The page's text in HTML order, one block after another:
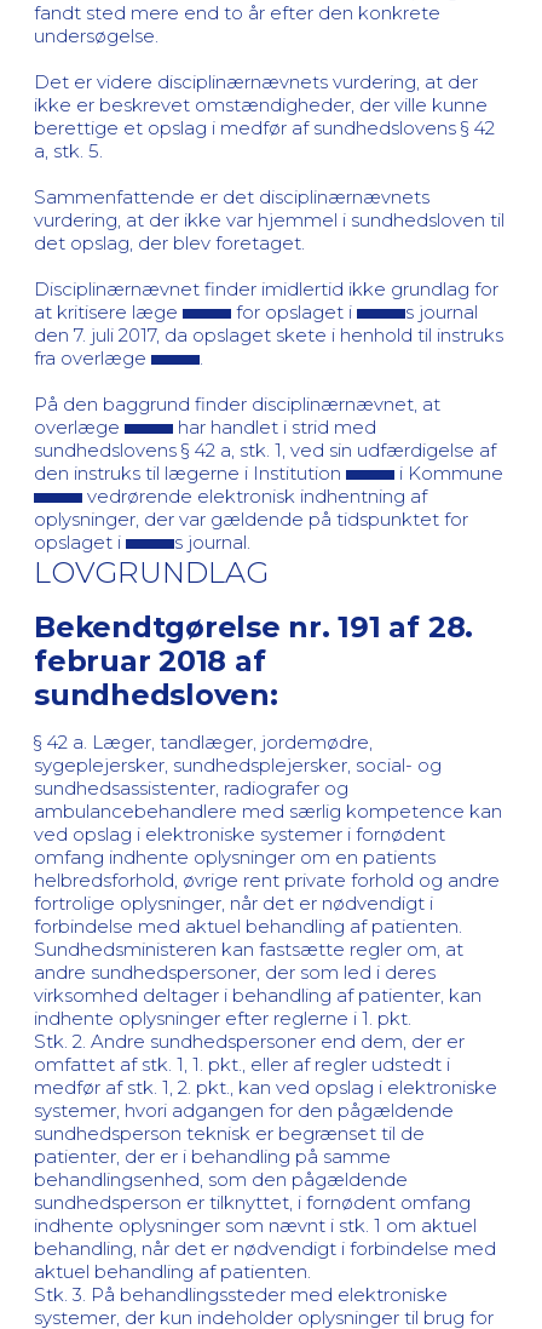
fandt sted mere end to år efter den konkrete
undersøgelse.
Det er videre disciplinærnævnets vurdering, at der
ikke er beskrevet omstændigheder, der ville kunne
berettige et opslag i medfør af sundhedslovens § 42
a, stk. 5.
Sammenfattende er det disciplinærnævnets
vurdering, at der ikke var hjemmel i sundhedsloven til
det opslag, der blev foretaget.
Disciplinærnævnet finder imidlertid ikke grundlag for
at kritisere læge
for opslaget i
s journal
den 7. juli 2017, da opslaget skete i henhold til instruks
fra overlæge
På den baggrund finder disciplinærnævnet, at
overlæge
har handlet i strid med
sundhedslovens § 42 a, stk. 1, ved sin udfærdigelse af
den instruks til lægerne i Institution
i Kommune
vedrørende elektronisk indhentning af
oplysninger, der var gældende på tidspunktet for
opslaget i
s journal.
LOVGRUNDLAG
Bekendtgørelse nr. 191 af 28.
februar 2018 af
sundhedsloven:
§ 42 a. Læger, tandlæger, jordemødre,
sygeplejersker, sundhedsplejersker, social- og
sundhedsassistenter, radiografer og
ambulancebehandlere med særlig kompetence kan
ved opslag i elektroniske systemer i fornødent
omfang indhente oplysninger om en patients
helbredsforhold, øvrige rent private forhold og andre
fortrolige oplysninger, når det er nødvendigt i
forbindelse med aktuel behandling af patienten.
Sundhedsministeren kan fastsætte regler om, at
andre sundhedspersoner, der som led i deres
virksomhed deltager i behandling af patienter, kan
indhente oplysninger efter reglerne i 1. pkt.
Stk. 2. Andre sundhedspersoner end dem, der er
omfattet af stk. 1, 1. pkt., eller af regler udstedt i
medfør af stk. 1, 2. pkt., kan ved opslag i elektroniske
systemer, hvori adgangen for den pågældende
sundhedsperson teknisk er begrænset til de
patienter, der er i behandling på samme
behandlingsenhed, som den pågældende
sundhedsperson er tilknyttet, i fornødent omfang
indhente oplysninger som nævnt i stk. 1 om aktuel
behandling, når det er nødvendigt i forbindelse med
aktuel behandling af patienten.
Stk. 3. På behandlingssteder med elektroniske
systemer, der kun indeholder oplysninger til brug for